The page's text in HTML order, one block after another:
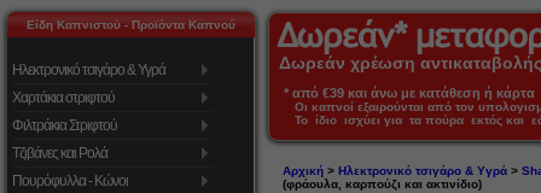
Είδη Καπνιστού - Προϊόντα Καπνού
Ηλεκτρονικό τσιγάρο & Υγρά
Χαρτάκια στριφτού
Φιλτράκια Στριφτού
Τζιβάνες και Ρολά
Πουρόφυλλα - Κώνοι
Δωρεάν χρέωση
* από €39 και άνω με κατάθεση ή
Οι καπνοί εξαιρούνται από τον
Το ίδιο ισχύει για τα πούρα εκτός και
Αρχική> Ηλεκτρονικό τσιγάρο & Υγρά>
(φράουλα, καρπούζι και ακτινίδιο)